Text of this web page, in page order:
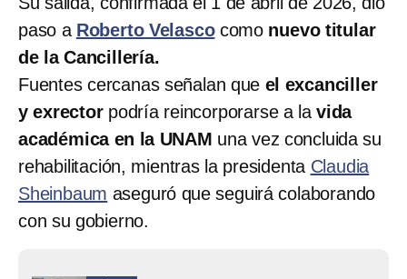
paso a Roberto Velascocomo nuevo titular
de la Cancillería.
Fuentes cercanas señalan que el excanciller
y exrectorpodría reincorporarse a lavida
académica en la UNAM una vez concluida su
rehabilitación, mientras la presidenta Claudia
Sheinbaum aseguró que seguirá colaborando
con su gobierno.